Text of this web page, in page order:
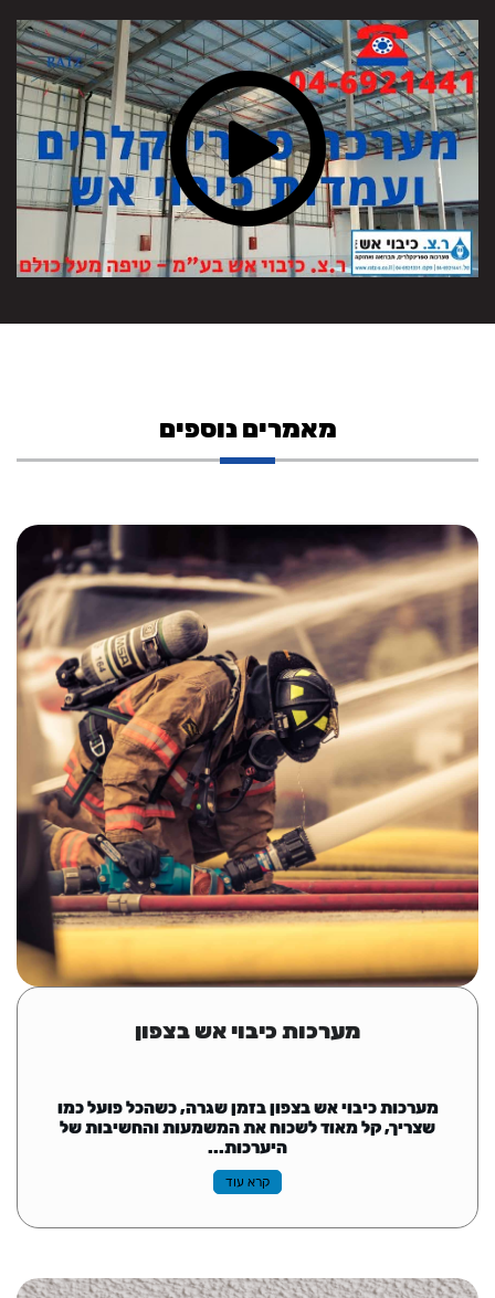
מאמרים נוספים
מערכות כיבוי אש בצפון
מערכות כיבוי אש בצפון בזמן שגרה, כשהכל פועל כמו
שצריך, קל מאוד לשכוח את המשמעות והחשיבות של
היערכות...
קרא עוד